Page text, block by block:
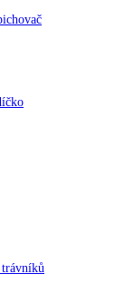
trávníků